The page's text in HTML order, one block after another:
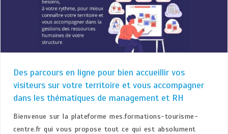
Des parcours en ligne pour bien accueillir vos
visiteurs sur votre territoire et vous accompagner
dans les thématiques de management et RH
Bienvenue sur la plateforme mes.formations-tourisme-
centre.fr qui vous propose tout ce qui est absolument